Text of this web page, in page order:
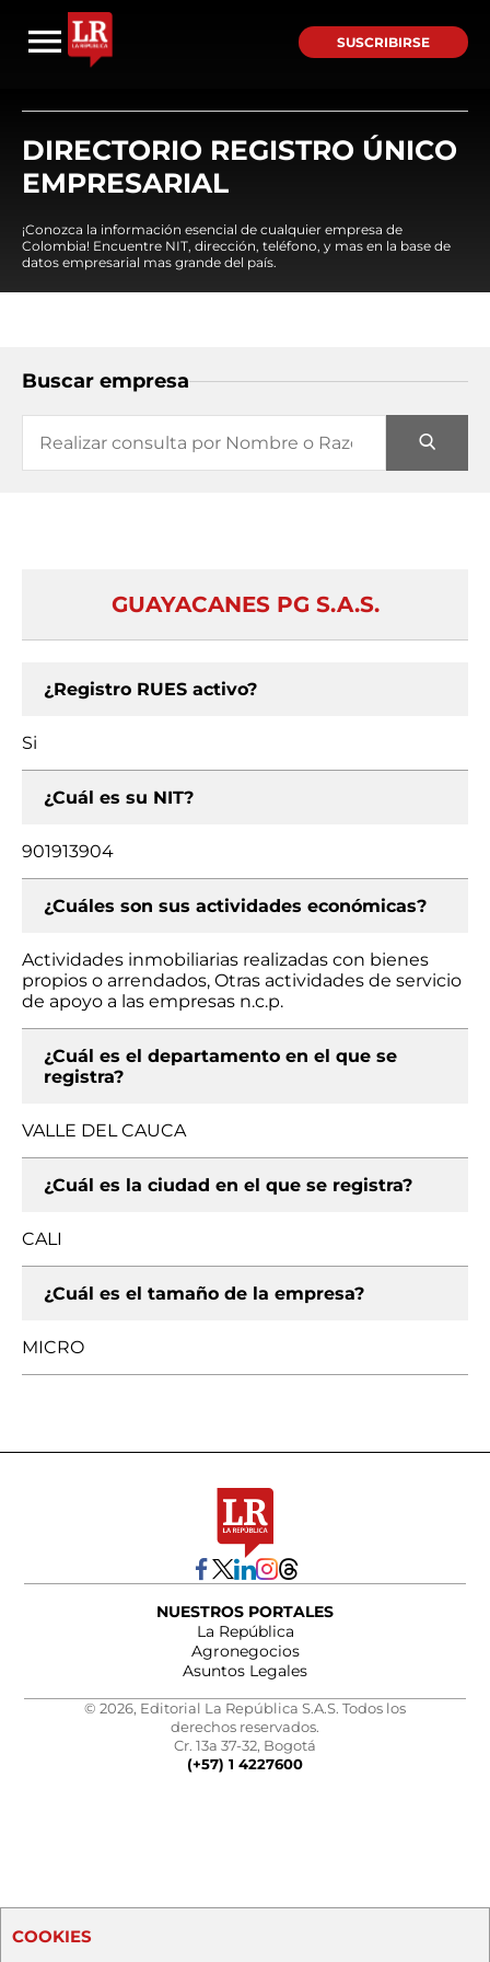
SUSCRIBIRSE
DIRECTORIO REGISTRO ÚNICO
EMPRESARIAL
¡Conozca la información esencial de cualquier empresa de
Colombia! Encuentre NIT, dirección, teléfono, y mas en la base de
datos empresarial mas grande del país.
Buscar empresa
GUAYACANES PG S.A.S.
¿Registro RUES activo?
Si
¿Cuál es su NIT?
901913904
¿Cuáles son sus actividades económicas?
Actividades inmobiliarias realizadas con bienes
propios o arrendados, Otras actividades de servicio
de apoyo a las empresas n.c.p.
¿Cuál es el departamento en el que se
registra?
VALLE DEL CAUCA
¿Cuál es la ciudad en el que se registra?
CALI
¿Cuál es el tamaño de la empresa?
MICRO
NUESTROS PORTALES
La República
Agronegocios
Asuntos Legales
© 2026, Editorial La República S.A.S. Todos los
derechos reservados.
Cr. 13a 37-32, Bogotá
(+57) 1 4227600
COOKIES